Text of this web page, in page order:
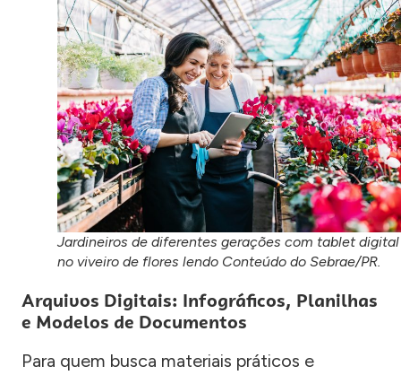
Jardineiros de diferentes gerações com tablet digital
no viveiro de flores lendo Conteúdo do Sebrae/PR.
Arquivos Digitais: Infográficos, Planilhas
e Modelos de Documentos
Para quem busca materiais práticos e